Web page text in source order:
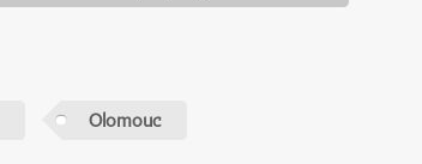
Olomouc